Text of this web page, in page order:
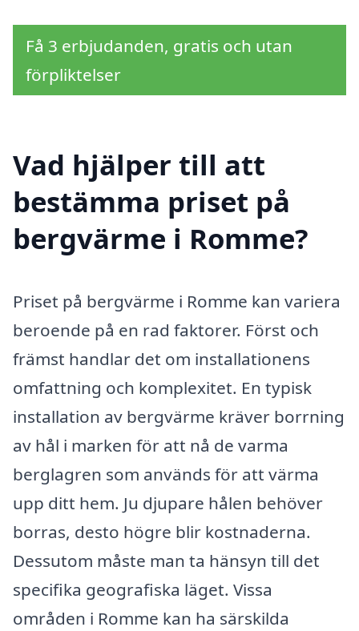
Få 3 erbjudanden, gratis och utan
förpliktelser
Vad hjälper till att
bestämma priset på
bergvärme i Romme?
Priset på bergvärme i Romme kan variera
beroende på en rad faktorer. Först och
främst handlar det om installationens
omfattning och komplexitet. En typisk
installation av bergvärme kräver borrning
av hål i marken för att nå de varma
berglagren som används för att värma
upp ditt hem. Ju djupare hålen behöver
borras, desto högre blir kostnaderna.
Dessutom måste man ta hänsyn till det
specifika geografiska läget. Vissa
områden i Romme kan ha särskilda